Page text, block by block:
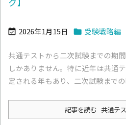
 2026年1月15日  受験戦略編
共通テストから二次試験までの期
しかありません。特に近年は共通
定される年もあり、二次試験まで
記事を読む 共通テ